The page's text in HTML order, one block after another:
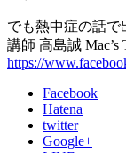
でも熱中症の話で
講師 高島誠 Mac’s
https://
Facebook
Hatena
twitter
Google+